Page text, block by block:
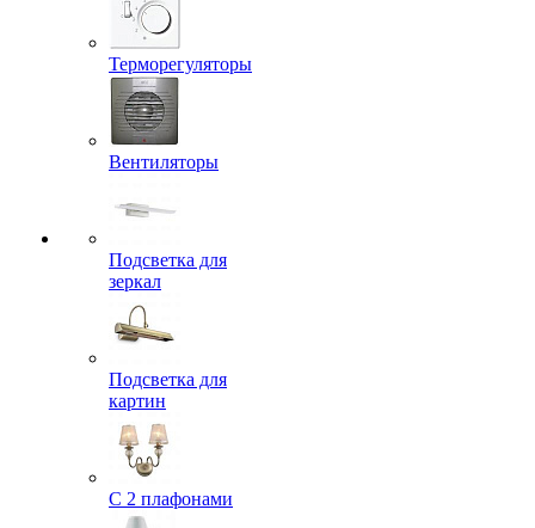
Терморегуляторы
Вентиляторы
Подсветка для
зеркал
Подсветка для
картин
С 2 плафонами